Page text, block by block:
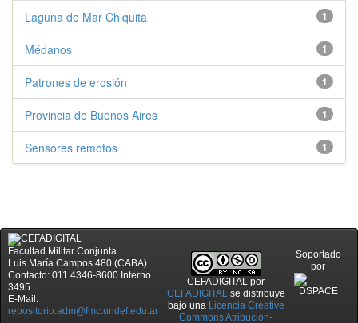
1
Laguna de Mar Chiquita
1
Médanos
1
Patrones de erosión
1
Provincia de Buenos Aires
1
Sensores remotos
Facultad Militar Conjunta
Luis María Campos 480 (CABA)
Contacto: 011 4346-8600 Interno
3495
E-Mail:
repositorio.adm@fmc.undef.edu.ar
CEFADIGITAL por
CEFADIGITALse distribuye
bajo una Licencia Creative
Commons Atribución-
Soportado
por